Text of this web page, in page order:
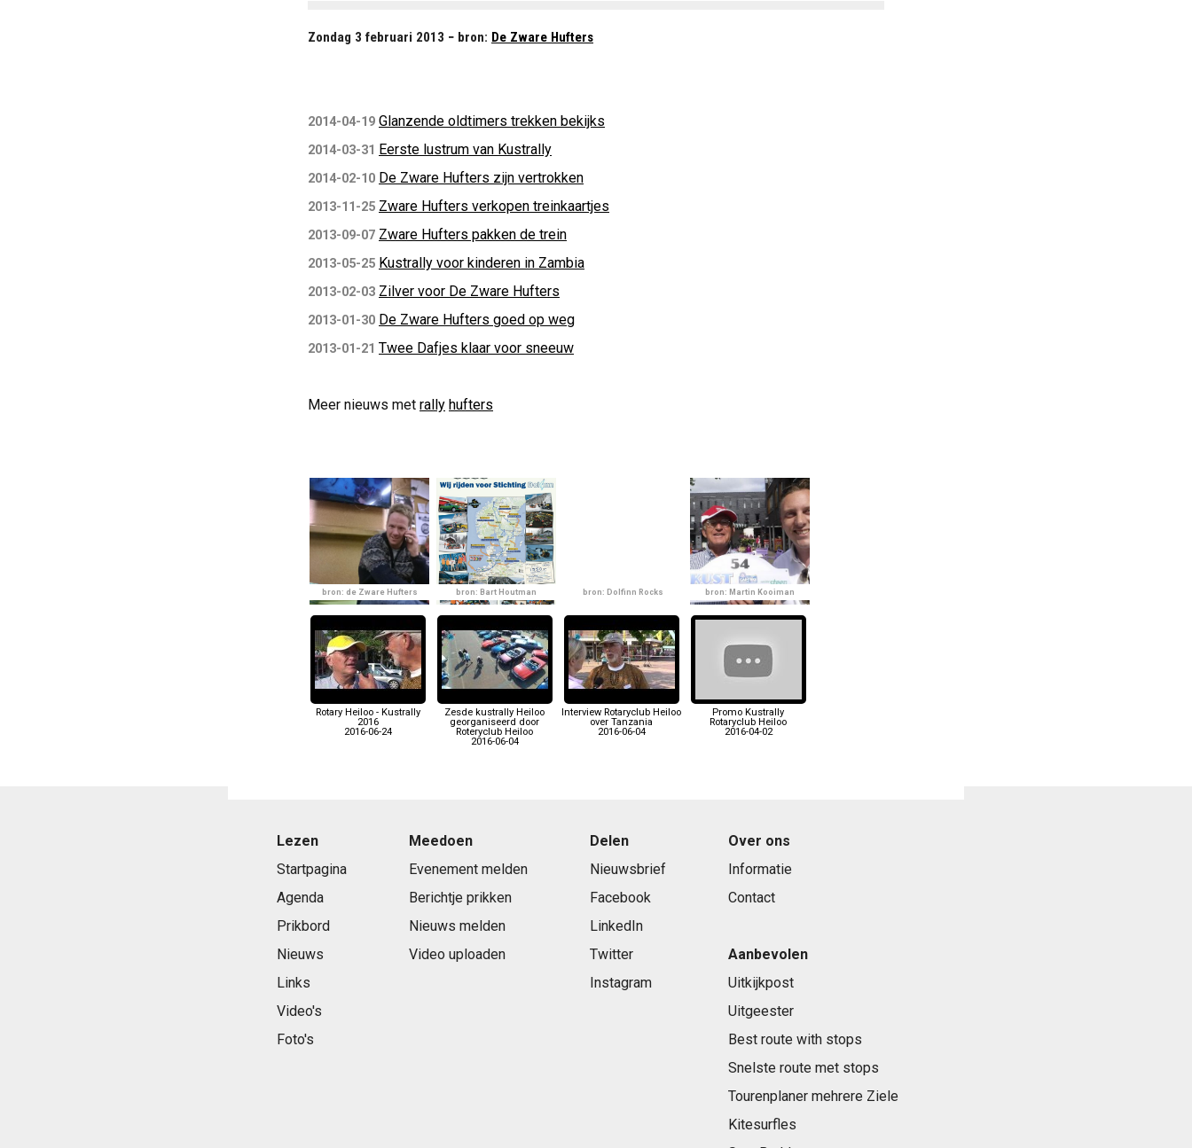
Zondag 3 februari 2013 − bron: De Zware Hufters
2014-04-19 Glanzende oldtimers trekken bekijks
2014-03-31 Eerste lustrum van Kustrally
2014-02-10 De Zware Hufters zijn vertrokken
2013-11-25 Zware Hufters verkopen treinkaartjes
2013-09-07 Zware Hufters pakken de trein
2013-05-25 Kustrally voor kinderen in Zambia
2013-02-03 Zilver voor De Zware Hufters
2013-01-30 De Zware Hufters goed op weg
2013-01-21 Twee Dafjes klaar voor sneeuw
Meer nieuws met rally hufters
bron: de Zware Hufters bron: Bart Houtman bron: Dolfinn Rocks bron: Martin Kooiman
Rotary Heiloo - Kustrally
2016
2016-06-24
Zesde kustrally Heiloo
georganiseerd door
Roteryclub Heiloo
2016-06-04
Interview Rotaryclub Heiloo
over Tanzania
2016-06-04
Promo Kustrally
Rotaryclub Heiloo
2016-04-02
Lezen
Startpagina
Agenda
Prikbord
Nieuws
Links
Video's
Foto's
Meedoen
Evenement melden
Berichtje prikken
Nieuws melden
Video uploaden
Delen
Nieuwsbrief
Facebook
LinkedIn
Twitter
Instagram
Over ons
Informatie
Contact
Aanbevolen
Uitkijkpost
Uitgeester
Best route with stops
Snelste route met stops
Tourenplaner mehrere Ziele
Kitesurfles